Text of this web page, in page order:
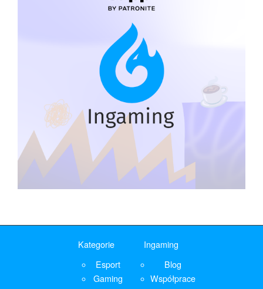
Kategorie
Esport
Gaming
Ingaming
Blog
Współprace